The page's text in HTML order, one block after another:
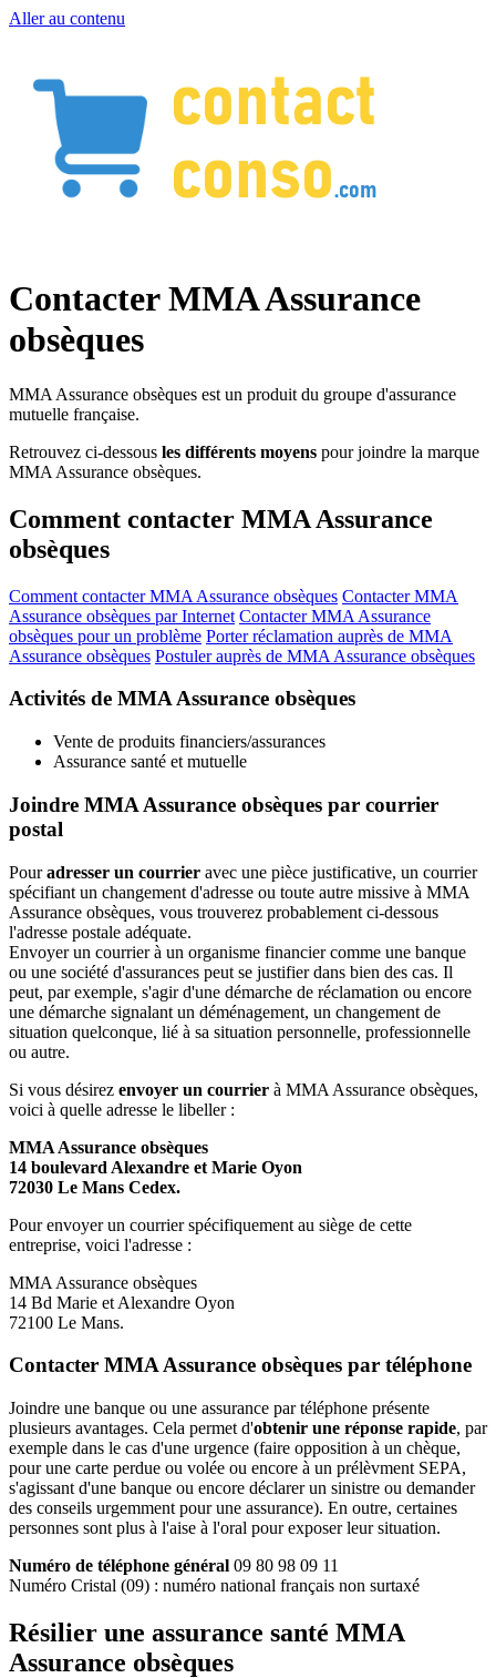
Aller au contenu
Contacter MMA Assurance
obsèques
MMA Assurance obsèques est un produit du groupe d'assurance
mutuelle française.
Retrouvez ci-dessous les différents moyens pour joindre la marque
MMA Assurance obsèques.
Comment contacter MMA Assurance
obsèques
Comment contacter MMA Assurance obsèques Contacter MMA
Assurance obsèques par Internet Contacter MMA Assurance
obsèques pour un problème Porter réclamation auprès de MMA
Assurance obsèques Postuler auprès de MMA Assurance obsèques
Activités de MMA Assurance obsèques
Vente de produits financiers/assurances
Assurance santé et mutuelle
Joindre MMA Assurance obsèques par courrier
postal
Pouradresser un courrier avec une pièce justificative, un courrier
spécifiant un changement d'adresse ou toute autre missive à MMA
Assurance obsèques, vous trouverez probablement ci-dessous
l'adresse postale adéquate.
Envoyer un courrier à un organisme financier comme une banque
ou une société d'assurances peut se justifier dans bien des cas. Il
peut, par exemple, s'agir d'une démarche de réclamation ou encore
une démarche signalant un déménagement, un changement de
situation quelconque, lié à sa situation personnelle, professionnelle
ou autre.
Si vous désirez envoyer un courrier à MMA Assurance obsèques,
voici à quelle adresse le libeller :
MMA Assurance obsèques
14 boulevard Alexandre et Marie Oyon
72030 Le Mans Cedex.
Pour envoyer un courrier spécifiquement au siège de cette
entreprise, voici l'adresse :
MMA Assurance obsèques
14 Bd Marie et Alexandre Oyon
72100 Le Mans.
Contacter MMA Assurance obsèques par téléphone
Joindre une banque ou une assurance par téléphone présente
plusieurs avantages. Cela permet d'obtenir une réponse rapide, par
exemple dans le cas d'une urgence (faire opposition à un chèque,
pour une carte perdue ou volée ou encore à un prélèvment SEPA,
s'agissant d'une banque ou encore déclarer un sinistre ou demander
des conseils urgemment pour une assurance). En outre, certaines
personnes sont plus à l'aise à l'oral pour exposer leur situation.
Numéro de téléphone général 09 80 98 09 11
Numéro Cristal (09) : numéro national français non surtaxé
Résilier une assurance santé MMA
Assurance obsèques